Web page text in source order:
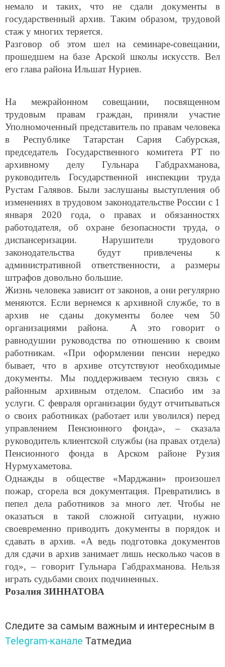
немало и таких, что не сдали документы в
государственный архив. Таким образом, трудовой
стаж у многих теряется.
Разговор об этом шел на семинаре-совещании,
прошедшем на базе Арской школы искусств. Вел
его глава района Ильшат Нуриев.
На межрайонном совещании, посвященном
трудовым правам граждан, приняли участие
Уполномоченный представитель по правам человека
в Республике Татарстан Сария Сабурская,
председатель Государственного комитета РТ по
архивному делу Гульнара Габдрахманова,
руководитель Государственной инспекции труда
Рустам Галявов. Были заслушаны выступления об
изменениях в трудовом законодательстве России с 1
января 2020 года, о правах и обязанностях
работодателя, об охране безопасности труда, о
диспансеризации. Нарушители трудового
законодательства будут привлечены к
административной ответственности, а размеры
штрафов довольно большие.
Жизнь человека зависит от законов, а они регулярно
меняются. Если вернемся к архивной службе, то в
архив не сданы документы более чем 50
организациями района. А это говорит о
равнодушии руководства по отношению к своим
работникам. «При оформлении пенсии нередко
бывает, что в архиве отсутствуют необходимые
документы. Мы поддерживаем тесную связь с
районным архивным отделом. Спасибо им за
услуги. С февраля организации будут отчитываться
о своих работниках (работает или уволился) перед
управлением Пенсионного фонда», – сказала
руководитель клиентской службы (на правах отдела)
Пенсионного фонда в Арском районе Рузия
Нурмухаметова.
Однажды в обществе «Марджани» произошел
пожар, сгорела вся документация. Превратились в
пепел дела работников за много лет. Чтобы не
оказаться в такой сложной ситуации, нужно
своевременно приводить документы в порядок и
сдавать в архив. «А ведь подготовка документов
для сдачи в архив занимает лишь несколько часов в
год», – говорит Гульнара Габдрахманова. Нельзя
играть судьбами своих подчиненных.
Розалия ЗИННАТОВА
Следите за самым важным и интересным в
Telegram-канале Татмедиа